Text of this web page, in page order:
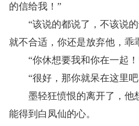
的信给我！”
“该说的都说了，不该说的
就不合适，你还是放弃他，乖
“你休想要我和你在一起！
“很好，那你就呆在这里吧
墨轻狂愤恨的离开了，他
能得到白凤仙的心。